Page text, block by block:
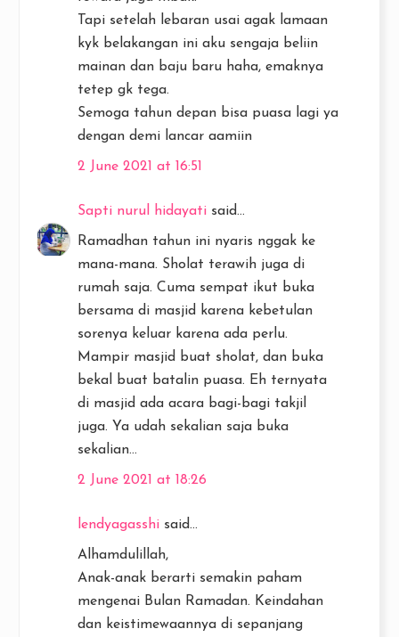
Tapi setelah lebaran usai agak lamaan
kyk belakangan ini aku sengaja beliin
mainan dan baju baru haha, emaknya
tetep gk tega.
Semoga tahun depan bisa puasa lagi ya
dengan demi lancar aamiin
2 June 2021 at 16:51
Sapti nurul hidayati said...
Ramadhan tahun ini nyaris nggak ke
mana-mana. Sholat terawih juga di
rumah saja. Cuma sempat ikut buka
bersama di masjid karena kebetulan
sorenya keluar karena ada perlu.
Mampir masjid buat sholat, dan buka
bekal buat batalin puasa. Eh ternyata
di masjid ada acara bagi-bagi takjil
juga. Ya udah sekalian saja buka
sekalian...
2 June 2021 at 18:26
lendyagasshi said...
Alhamdulillah,
Anak-anak berarti semakin paham
mengenai Bulan Ramadan. Keindahan
dan keistimewaannya di sepanjang